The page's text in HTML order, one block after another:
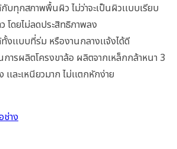
กับทุกสภาพพื้นผิว ไม่ว่าจะเป็นผิวเเบบเรียบ
โดยไม่ลดประสิทธิภาพลง
งเเบบที่ร่ม หรืองานกลางเเจ้งได้ดี
การผลิตโครงขาล้อ ผลิตจากเหล็กกล้าหนา 3
เเละเหนียวมาก ไม่เเตกหักง่าย
ช่าง